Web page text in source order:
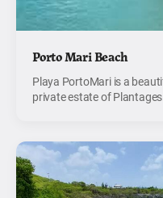
Porto Mari Beach
Playa PortoMari is a
private estate of